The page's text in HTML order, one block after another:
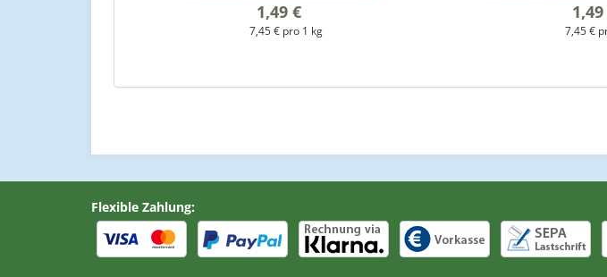
1,49 €
7,45 € pro 1 kg 7,45 €
Flexible Zahlung: